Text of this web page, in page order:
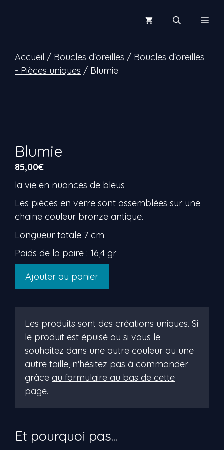
Accueil / Boucles d'oreilles / Boucles d'oreilles
- Pièces uniques / Blumie
Blumie
85,00€
la vie en nuances de bleus
Les pièces en verre sont assemblées sur une
chaine couleur bronze antique.
Longueur totale 7 cm
Poids de la paire : 16,4 gr
quantité
Ajouter au panier
Les produits sont des créations uniques. Si
le produit est épuisé ou si vous le
souhaitez dans une autre couleur ou une
autre taille, n'hésitez pas à commander
grâce au formulaire au bas de cette
page.